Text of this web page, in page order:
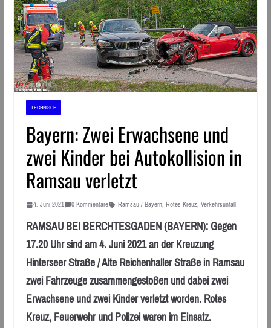
TECHNISCH
Bayern: Zwei Erwachsene und
zwei Kinder bei Autokollision in
Ramsau verletzt
4. Juni 2021 0 Kommentare Ramsau / Bayern, Rotes Kreuz, Verkehrsunfall
RAMSAU BEI BERCHTESGADEN (BAYERN): Gegen
17.20 Uhr sind am 4. Juni 2021 an der Kreuzung
Hinterseer Straße / Alte Reichenhaller Straße in Ramsau
zwei Fahrzeuge zusammengestoßen und dabei zwei
Erwachsene und zwei Kinder verletzt worden. Rotes
Kreuz, Feuerwehr und Polizei waren im Einsatz.